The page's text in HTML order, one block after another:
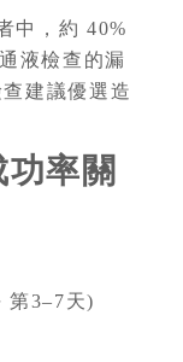
中，約 40%
液檢查的漏
建議優選造
率關
第3–7天)